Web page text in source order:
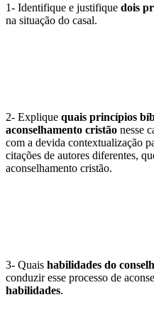
1- Identifique e justifique dois
na situação do casal.
2- Explique quais princípios
aconselhamento cristão nesse
com a devida contextualização
citações de autores diferentes,
aconselhamento cristão.
3- Quais habilidades do
conduzir esse processo de
habilidades.